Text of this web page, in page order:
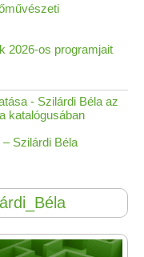
2026-os programjait
- Szilárdi Béla az
katalógusában
Szilárdi Béla